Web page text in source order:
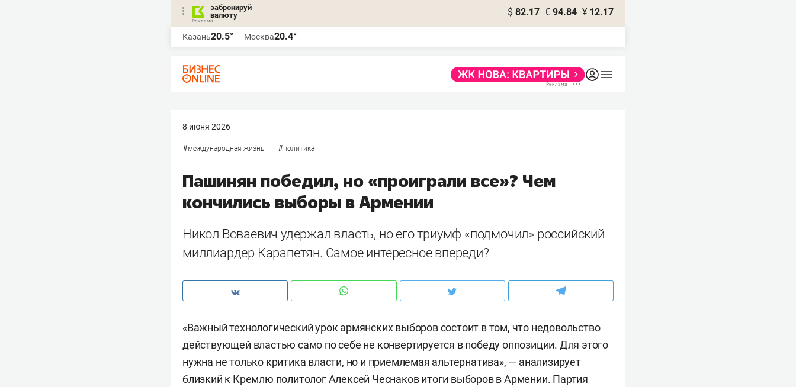
забронируй
валюту
$ 82.17 € 94.84 ¥ 12.17
Казань20.5° Москва20.4°
8 июня 2026
#международная жизнь #политика
Пашинян победил, но «проиграли все»? Чем
кончились выборы в Армении
Никол Воваевич удержал власть, но его триумф «подмочил» российский
миллиардер Карапетян. Самое интересное впереди?
«Важный технологический урок армянских выборов состоит в том, что недовольство
действующей властью само по себе не конвертируется в победу оппозиции. Для этого
нужна не только критика власти, но и приемлемая альтернатива», — анализирует
близкий к Кремлю политолог Алексей Чеснаков итоги выборов в Армении. Партия